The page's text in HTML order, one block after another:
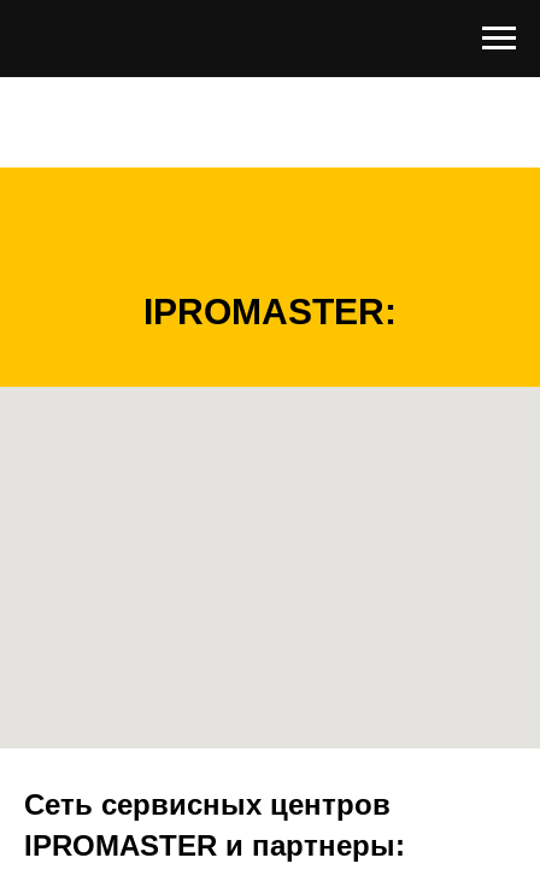
IPROMASTER:
Сеть сервисных центров
IPROMASTER и партнеры: